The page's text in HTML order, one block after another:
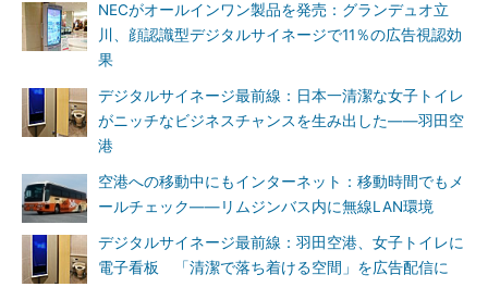
NECがオールインワン製品を発売：グランデュオ立
川、顔認識型デジタルサイネージで11％の広告視認効
果
デジタルサイネージ最前線：日本一清潔な女子トイレ
がニッチなビジネスチャンスを生み出した――羽田空
港
空港への移動中にもインターネット：移動時間でもメ
ールチェック――リムジンバス内に無線LAN環境
デジタルサイネージ最前線：羽田空港、女子トイレに
電子看板 「清潔で落ち着ける空間」を広告配信に